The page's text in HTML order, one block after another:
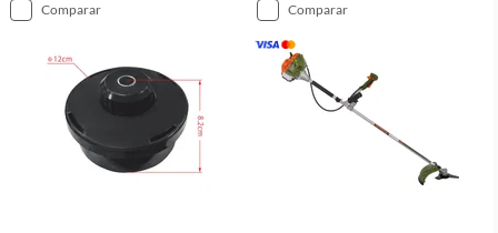
comparar comparar